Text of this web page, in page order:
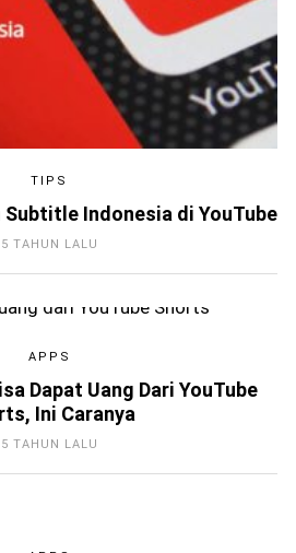
TIPS
Subtitle Indonesia di YouTube
5 TAHUN LALU
APPS
Dapat Uang Dari YouTube
Ini Caranya
5 TAHUN LALU